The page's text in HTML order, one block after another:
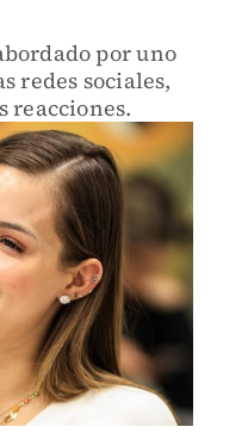
por uno
redes sociales,
reacciones.